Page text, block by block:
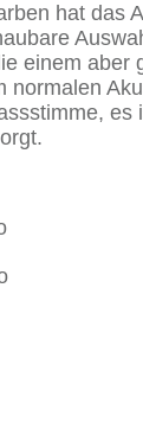
hat das
einem aber
normalen
es